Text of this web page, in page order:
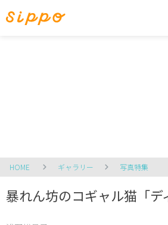
HOME ギャラリー 写真特集
暴れん坊のコギャル猫「デ